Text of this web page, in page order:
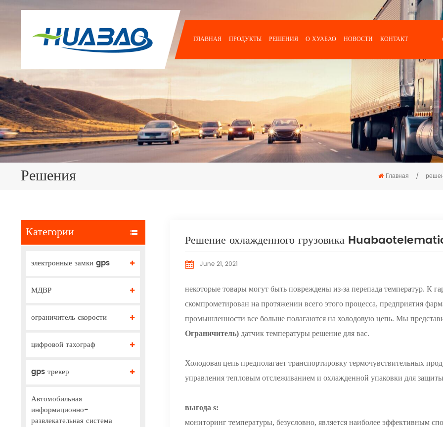
ГЛАВНАЯ ПРОДУКТЫ РЕШЕНИЯ О ХУАБАО НОВОСТИ КОНТАКТ
Решения Главная /
Решение охлажденного грузовика
June 21, 2021
некоторые товары могут быть повреждены из-за перепада температур. К
скомпрометирован на протяжении всего этого процесса, предприятия
промышленности все больше полагаются на холодовую цепь. Мы
Ограничитель) датчик температуры решение для вас.
Холодовая цепь предполагает транспортировку термочувствительных
управления тепловым отслеживанием и охлажденной упаковки для
выгода s:
мониторинг температуры, безусловно, является наиболее эффективным
Категории
электронные замки gps
МДВР
ограничитель скорости
цифровой тахограф
gps трекер
Автомобильная
информационно-
развлекательная система